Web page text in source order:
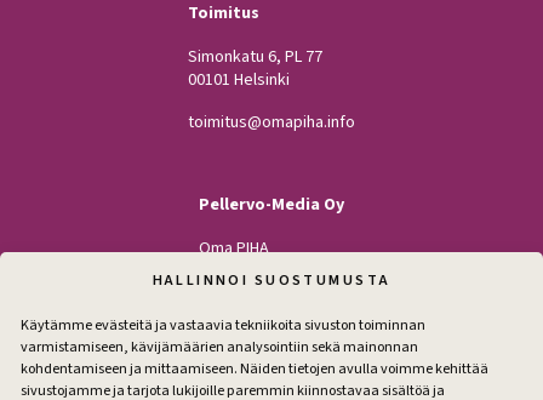
HALLINNOI SUOSTUMUSTA
Käytämme evästeitä ja vastaavia tekniikoita sivuston toiminnan
varmistamiseen, kävijämäärien analysointiin sekä mainonnan
kohdentamiseen ja mittaamiseen. Näiden tietojen avulla voimme kehittää
sivustojamme ja tarjota lukijoille paremmin kiinnostavaa sisältöä ja
Toimitus
Simonkatu 6, PL 77
00101 Helsinki
toimitus@omapiha.info
Pellervo-Media Oy
Oma PIHA
Kodin Pellervo
Maatilan Pellervo